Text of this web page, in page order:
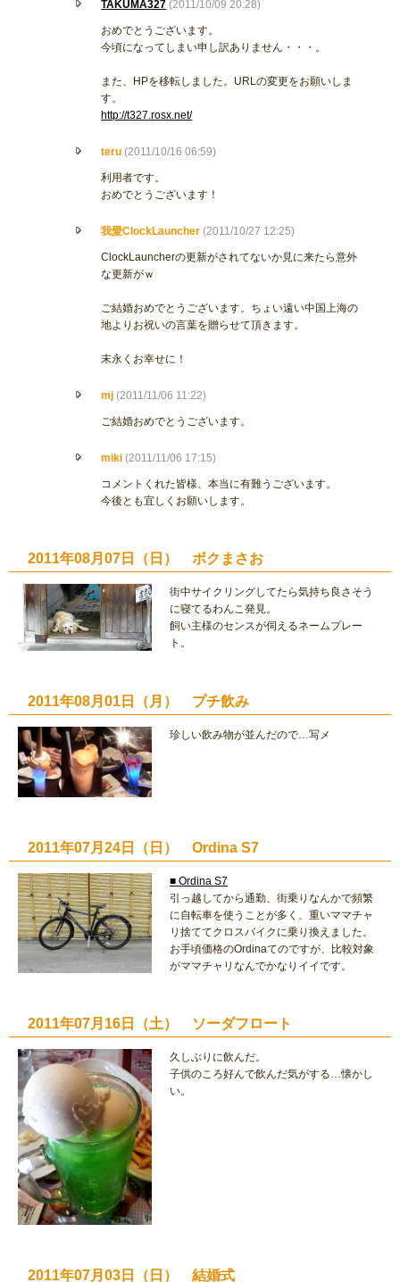
TAKUMA327 (2011/10/09 20:28)
おめでとうございます。
今頃になってしまい申し訳ありません・・・。
また、HPを移転しました。URLの変更をお願いしま
す。
http://t327.rosx.net/
teru (2011/10/16 06:59)
利用者です。
おめでとうございます！
我愛ClockLauncher (2011/10/27 12:25)
ClockLauncherの更新がされてないか見に来たら意外
な更新がｗ
ご結婚おめでとうございます。ちょい遠い中国上海の
地よりお祝いの言葉を贈らせて頂きます。
末永くお幸せに！
mj (2011/11/06 11:22)
ご結婚おめでとうございます。
miki (2011/11/06 17:15)
コメントくれた皆様、本当に有難うございます。
今後とも宜しくお願いします。
2011年08月07日（日） ボクまさお
街中サイクリングしてたら気持ち良さそう
に寝てるわんこ発見。
飼い主様のセンスが伺えるネームプレー
ト。
2011年08月01日（月） プチ飲み
珍しい飲み物が並んだので…写メ
2011年07月24日（日） Ordina S7
■ Ordina S7
引っ越してから通勤、街乗りなんかで頻繁
に自転車を使うことが多く、重いママチャ
リ捨ててクロスバイクに乗り換えました。
お手頃価格のOrdinaてのですが、比較対象
がママチャリなんでかなりイイです。
2011年07月16日（土） ソーダフロート
久しぶりに飲んだ。
子供のころ好んで飲んだ気がする…懐かし
い。
2011年07月03日（日） 結婚式